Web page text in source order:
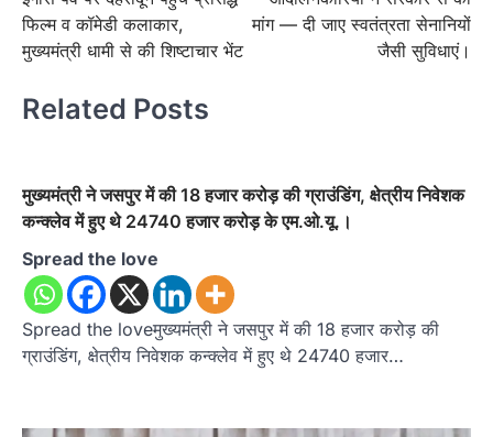
navigation
फिल्म व कॉमेडी कलाकार,
मुख्यमंत्री धामी से की शिष्टाचार भेंट
मांग — दी जाए स्वतंत्रता सेनानियों
जैसी सुविधाएं।
Related Posts
मुख्यमंत्री ने जसपुर में की 18 हजार करोड़ की ग्राउंडिंग, क्षेत्रीय निवेशक
कन्क्लेव में हुए थे 24740 हजार करोड़ के एम.ओ.यू.।
Spread the love
Spread the loveमुख्यमंत्री ने जसपुर में की 18 हजार करोड़ की
ग्राउंडिंग, क्षेत्रीय निवेशक कन्क्लेव में हुए थे 24740 हजार…